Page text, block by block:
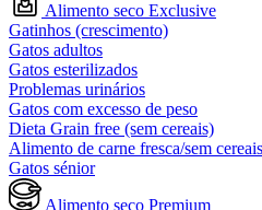
Alimento seco Exclusive
Gatinhos (crescimento)
Gatos adultos
Gatos esterilizados
Problemas urinários
Gatos com excesso de peso
Dieta Grain free (sem cereais)
Alimento de carne fresca/sem cereais
Gatos sénior
Alimento seco Premium